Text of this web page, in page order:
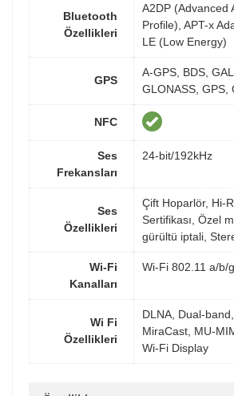
Bluetooth
Özellikleri
A2DP (Advanced
Profile), APT-x
LE (Low Energy)
GPS
A-GPS, BDS,
GLONASS, GPS,
NFC
Ses
Frekansları
24-bit/192kHz
Ses
Özellikleri
Çift Hoparlör, Hi-
Sertifikası, Özel
gürültü iptali,
Wi-Fi
Kanalları
Wi-Fi 802.11 a/b/
Wi Fi
Özellikleri
DLNA, Dual-
MiraCast, MU-
Wi-Fi Display